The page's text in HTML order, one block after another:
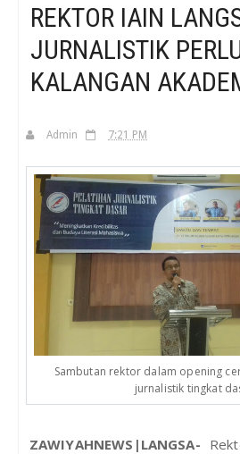
REKTOR IAIN
JURNALISTIK
KALANGAN
Admin 7:21 PM
Sambutan rektor dalam opening
jurnalistik tingkat
ZAWIYAHNEWS|LANGSA-